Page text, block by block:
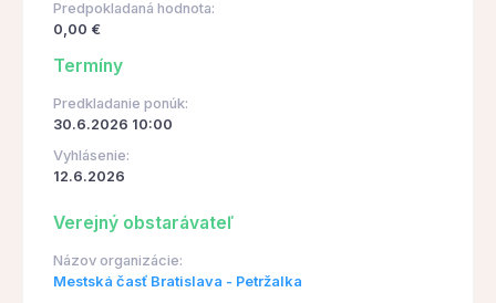
Predpokladaná hodnota:
0,00 €
Termíny
Predkladanie ponúk:
30.6.2026 10:00
Vyhlásenie:
12.6.2026
Verejný obstarávateľ
Názov organizácie:
Mestská časť Bratislava - Petržalka